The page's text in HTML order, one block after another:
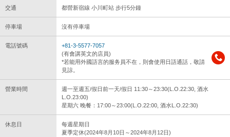
交通 都營新宿線 小川町站 步行5分鐘
停車場 沒有停車場
電話號碼
+81-3-5577-7057
(有會講英文的店員)
*若能用外國語言的服务員不在，則會使用日語通話，敬請
見諒。
營業時間
週一至週五/假日前一天/假日 11:30～23:30(L.O.22:30, 酒水
L.O.23:00)
星期六 晚餐：17:00～23:00(L.O.22:00, 酒水L.O.22:30)
休息日
每週星期日
夏季定休(2024年8月10日～2024年8月12日)